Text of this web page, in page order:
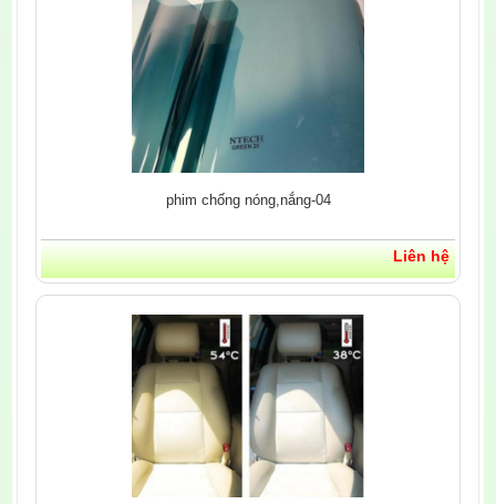
phim chống nóng,nắng-04
Liên hệ